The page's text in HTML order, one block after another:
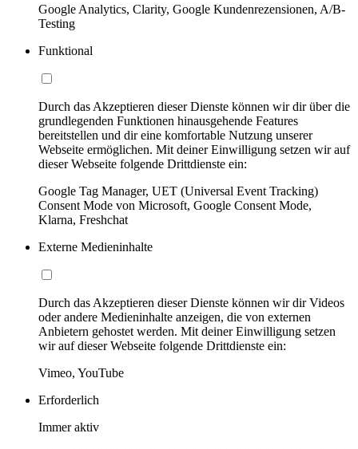
Google Analytics, Clarity, Google Kundenrezensionen, A/B-
Testing
Funktional
Durch das Akzeptieren dieser Dienste können wir dir über die
grundlegenden Funktionen hinausgehende Features
bereitstellen und dir eine komfortable Nutzung unserer
Webseite ermöglichen. Mit deiner Einwilligung setzen wir auf
dieser Webseite folgende Drittdienste ein:
Google Tag Manager, UET (Universal Event Tracking)
Consent Mode von Microsoft, Google Consent Mode,
Klarna, Freshchat
Externe Medieninhalte
Durch das Akzeptieren dieser Dienste können wir dir Videos
oder andere Medieninhalte anzeigen, die von externen
Anbietern gehostet werden. Mit deiner Einwilligung setzen
wir auf dieser Webseite folgende Drittdienste ein:
Vimeo, YouTube
Erforderlich
Immer aktiv